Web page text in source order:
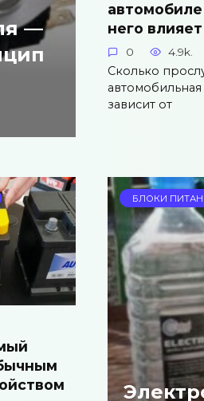
—
него влияет
0 4.9k.
Сколько
автомобильная
зависит от
БЛОКИ